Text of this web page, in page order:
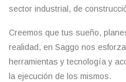
sector industrial, de
Creemos que tus sueño,
realidad, en Saggo nos
herramientas y tecnología y
la ejecución de los mismos.